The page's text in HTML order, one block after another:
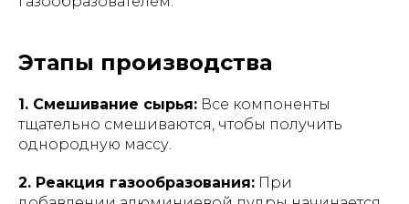
Этапы производства
1. Смешивание сырья: Все компоненты
тщательно смешиваются, чтобы получить
однородную массу.
2. Реакция газообразования: При